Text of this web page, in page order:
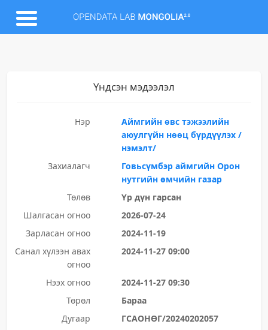
Үндсэн мэдээлэл
Нэр
Аймгийн өвс тэжээлийн
аюулгүйн нөөц бүрдүүлэх /
нэмэлт/
Захиалагч
Говьсүмбэр аймгийн Орон
нутгийн өмчийн газар
Төлөв
Үр дүн гарсан
Шалгасан огноо
2026-07-24
Зарласан огноо
2024-11-19
Санал хүлээн авах
огноо
2024-11-27 09:00
Нээх огноо
2024-11-27 09:30
Төрөл
Бараа
Дугаар
ГСАОНӨГ/20240202057